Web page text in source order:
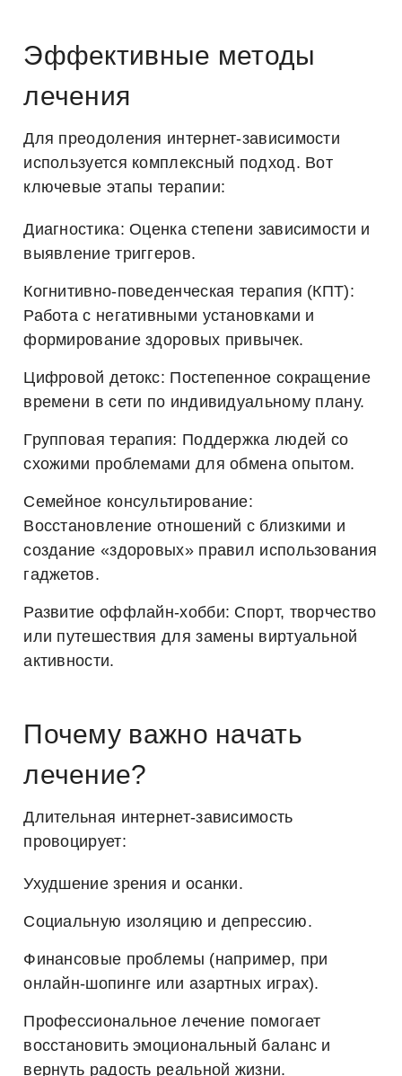
Эффективные методы
лечения
Для преодоления интернет-зависимости
используется комплексный подход. Вот
ключевые этапы терапии:
Диагностика: Оценка степени зависимости и
выявление триггеров.
Когнитивно-поведенческая терапия (КПТ):
Работа с негативными установками и
формирование здоровых привычек.
Цифровой детокс: Постепенное сокращение
времени в сети по индивидуальному плану.
Групповая терапия: Поддержка людей со
схожими проблемами для обмена опытом.
Семейное консультирование:
Восстановление отношений с близкими и
создание «здоровых» правил использования
гаджетов.
Развитие оффлайн-хобби: Спорт, творчество
или путешествия для замены виртуальной
активности.
Почему важно начать
лечение?
Длительная интернет-зависимость
провоцирует:
Ухудшение зрения и осанки.
Социальную изоляцию и депрессию.
Финансовые проблемы (например, при
онлайн-шопинге или азартных играх).
Профессиональное лечение помогает
восстановить эмоциональный баланс и
вернуть радость реальной жизни.